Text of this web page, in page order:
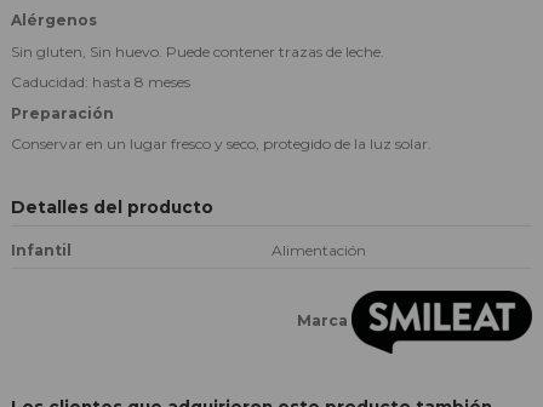
Alérgenos
Sin gluten, Sin huevo. Puede contener trazas de leche.
Caducidad: hasta 8 meses
Preparación
Conservar en un lugar fresco y seco, protegido de la luz solar.
Detalles del producto
Infantil Alimentación
Marca